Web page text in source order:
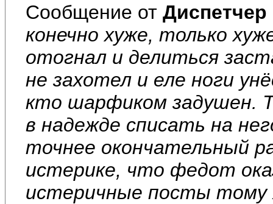
Сообщение от Диспетчер
конечно хуже, только
отогнал и делиться
не захотел и еле ноги
кто шарфиком задушен.
в надежде списать на
точнее окончательный
истерике, что федот
истеричные посты тому